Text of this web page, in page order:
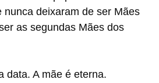
deixaram de ser Mães
as segundas Mães dos
data. A mãe é eterna.